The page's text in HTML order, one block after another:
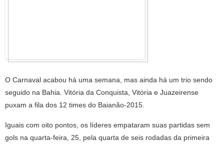
O Carnaval acabou há uma semana, mas ainda há um trio sendo
seguido na Bahia. Vitória da Conquista, Vitória e Juazeirense
puxam a fila dos 12 times do Baianão-2015.
Iguais com oito pontos, os líderes empataram suas partidas sem
gols na quarta-feira, 25, pela quarta de seis rodadas da primeira